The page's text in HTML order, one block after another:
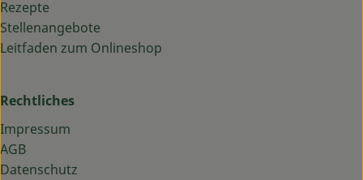
Rezepte
Stellenangebote
Leitfaden zum Onlineshop
Rechtliches
Impressum
AGB
Datenschutz